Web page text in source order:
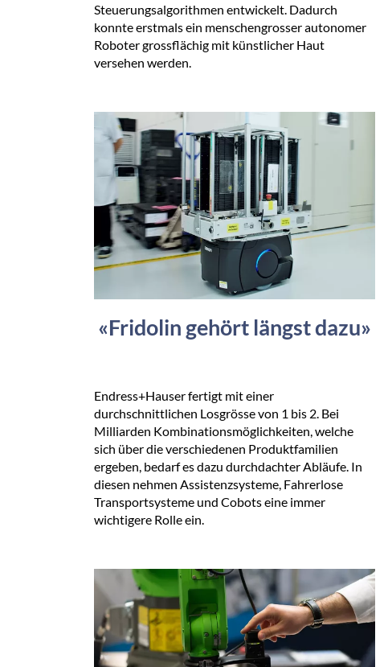
Steuerungsalgorithmen entwickelt. Dadurch
konnte erstmals ein menschengrosser autonomer
Roboter grossflächig mit künstlicher Haut
versehen werden.
«Fridolin gehört längst dazu»
Endress+Hauser fertigt mit einer
durchschnittlichen Losgrösse von 1 bis 2. Bei
Milliarden Kombinationsmöglichkeiten, welche
sich über die verschiedenen Produktfamilien
ergeben, bedarf es dazu durchdachter Abläufe. In
diesen nehmen Assistenzsysteme, Fahrerlose
Transportsysteme und Cobots eine immer
wichtigere Rolle ein.